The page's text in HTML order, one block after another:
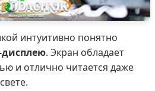
интуитивно понятно
дисплею. Экран обладает
и отлично читается даже